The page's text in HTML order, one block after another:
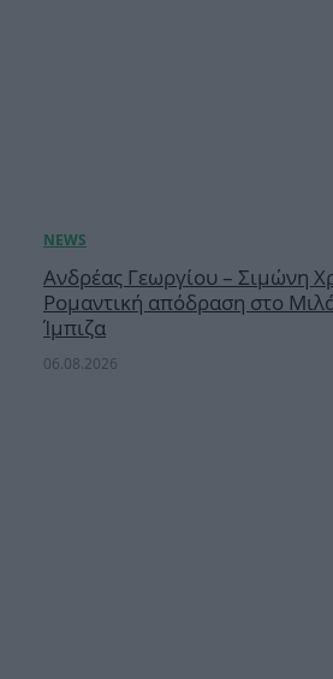
Ανδρέας Γεωργίου – Σιμώνη
Ρομαντική απόδραση στο
Ίμπιζα
06.08.2026